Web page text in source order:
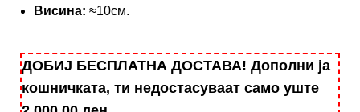
Висина: ≈10см.
ДОБИЈ БЕСПЛАТНА ДОСТАВА! Дополни ја
кошничката, ти недостасуваат само уште